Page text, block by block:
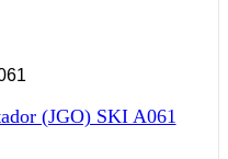
(JGO) SKI A061